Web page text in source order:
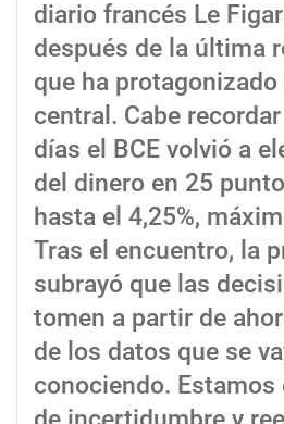
diario francés Le
después de la última
que ha protagonizado
central. Cabe
días el BCE volvió a
del dinero en 25
hasta el 4,25%,
Tras el encuentro, la
subrayó que las
tomen a partir de
de los datos que se
conociendo. Estamos